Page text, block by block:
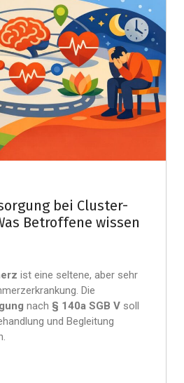
bei Cluster-
Betroffene wissen
ist eine seltene, aber sehr
Die
nach § 140a SGB V soll
und Begleitung